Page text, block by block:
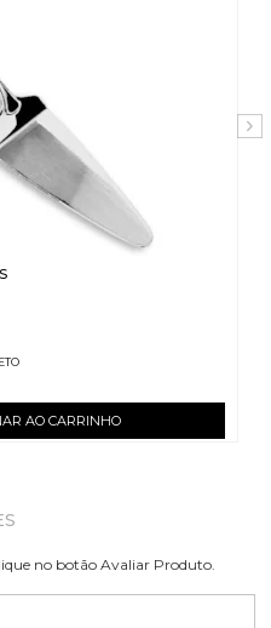
AO CARRINHO
no botão Avaliar Produto.